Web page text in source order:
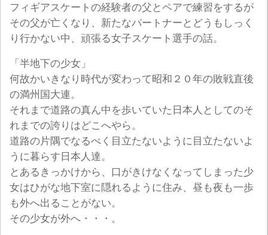
フィギアスケートの経験者の父とペアで練習をするが
その父が亡くなり、新たなパートナーとどうもしっく
り行かない中、頑張る女子スケート選手の話。
「半地下の少女」
何故かいきなり時代が変わって昭和２０年の敗戦直後
の満州国大連。
それまで道路の真ん中を歩いていた日本人としてのそ
れまでの誇りはどこへやら。
道路の片隅でなるべく目立たないように目立たないよ
うに暮らす日本人達。
とあるきっかけから、口がきけなくなってしまった少
女はひがな地下室に隠れるように住み、昼も夜も一歩
も外へ出ることがない。
その少女が外へ・・・。